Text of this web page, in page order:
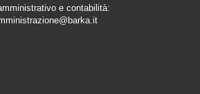
e contabilità: